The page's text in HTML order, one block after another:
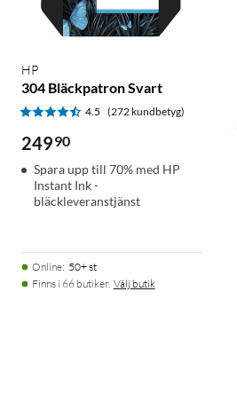
HP
304 Bläckpatron Svart
4.5 (272 kundbetyg)
24990
Spara upp till 70% med HP
Instant Ink -
bläckleveranstjänst
Online: 50+ st
Finns i 66 butiker. Välj butik